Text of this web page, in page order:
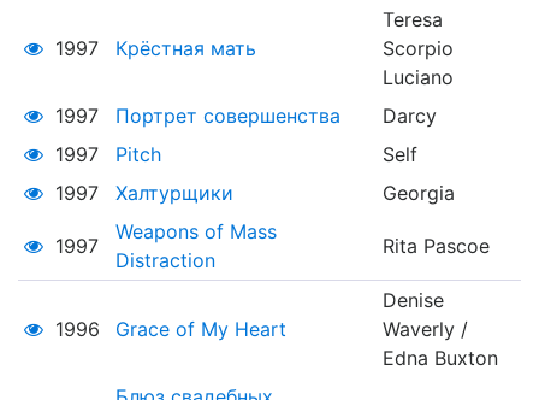
1997 Крёстная мать
Teresa
Scorpio
Luciano
1997
Портрет совершенства
Darcy
1997
Pitch
Self
1997
Халтурщики Georgia
1997
Weapons of Mass
Distraction
Rita Pascoe
1996 Grace of My Heart
Denise
Waverly /
Edna Buxton